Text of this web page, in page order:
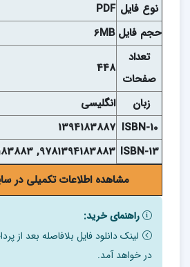
نوع فايل PDF
حجم فايل 6MB
تعداد
صفحات
448
زبان
انگلیسی
ISBN-10
1394183887
ISBN-13
9781394183883, 978-1394183883
مشاهده اطلاعات تکمیلی در
راهنمای خرید:
لینک دانلود فایل بلافاصله بعد از
در خواهد آمد.